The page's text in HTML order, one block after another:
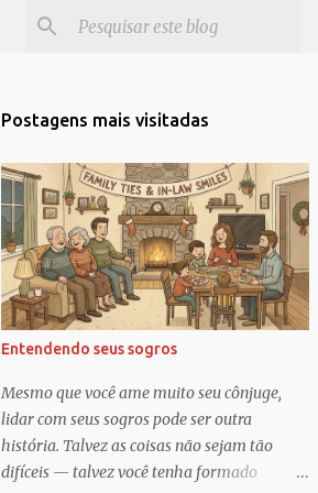
Postagens mais visitadas
Entendendo seus sogros
Mesmo que você ame muito seu cônjuge,
lidar com seus sogros pode ser outra
história. Talvez as coisas não sejam tão
difíceis — talvez você tenha formado